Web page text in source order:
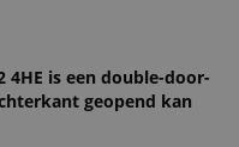
4HE is een double-door-
geopend kan